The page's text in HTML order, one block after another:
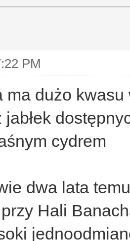
PM
ma dużo
jabłek
cydrem
dwa lata
Hali